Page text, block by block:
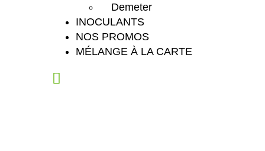
Demeter
INOCULANTS
NOS PROMOS
MÉLANGE À LA CARTE